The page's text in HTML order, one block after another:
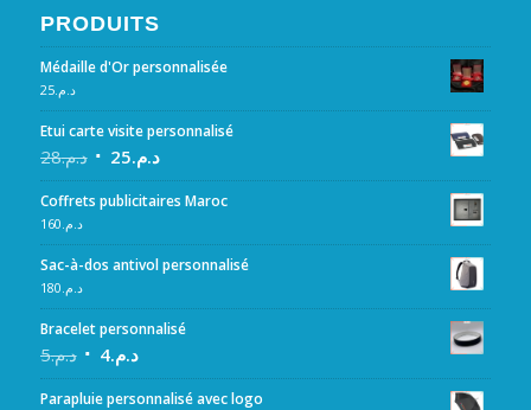
PRODUITS
Médaille d'Or personnalisée
د.م.25
Etui carte visite personnalisé
د.م.28 د.م.25
Coffrets publicitaires Maroc
د.م. 160
Sac-à-dos antivol personnalisé
د.م. 180
Bracelet personnalisé
د.م.5 د.م.4
Parapluie personnalisé avec logo